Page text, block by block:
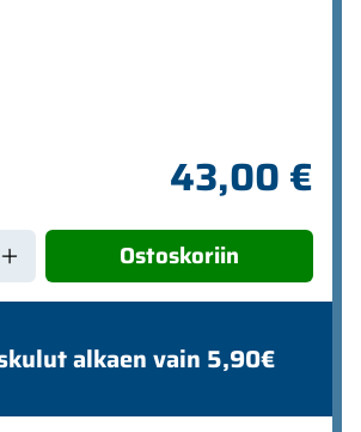
43,00 €
Ostoskoriin
alkaen vain 5,90€